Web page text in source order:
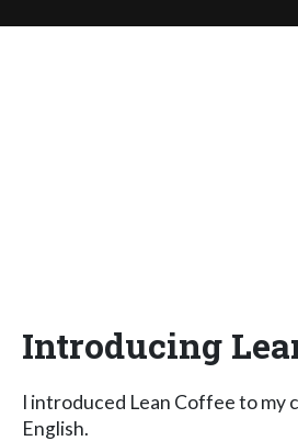
Introducing
I introduced Lean Coffee to my
English.